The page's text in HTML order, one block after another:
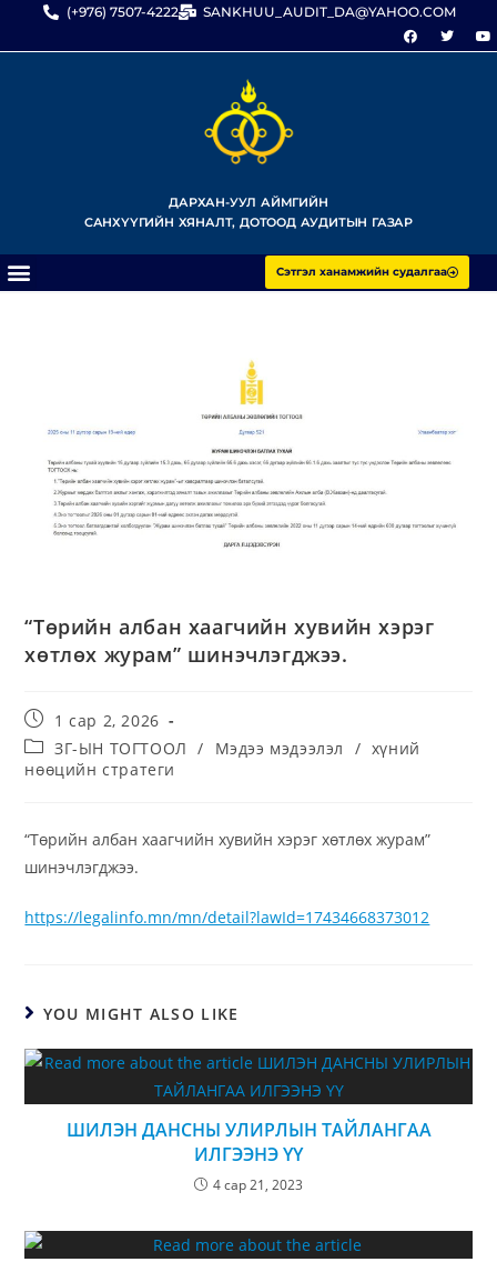
(+976) 7507-4222 SANKHUU_AUDIT_DA@YAHOO.COM
ДАРХАН-УУЛ АЙМГИЙН
САНХҮҮГИЙН ХЯНАЛТ, ДОТООД АУДИТЫН ГАЗАР
Сэтгэл ханамжийн судалгаа
“Төрийн албан хаагчийн хувийн хэрэг
хөтлөх журам” шинэчлэгджээ.
1 сар 2, 2026
ЗГ-ЫН ТОГТООЛ
/ Мэдээ мэдээлэл / хүний
нөөцийн стратеги
“Төрийн албан хаагчийн хувийн хэрэг хөтлөх журам”
шинэчлэгджээ.
https://legalinfo.mn/mn/detail?lawId=17434668373012
YOU MIGHT ALSO LIKE
ШИЛЭН ДАНСНЫ УЛИРЛЫН ТАЙЛАНГАА
ИЛГЭЭНЭ ҮҮ
4 сар 21, 2023